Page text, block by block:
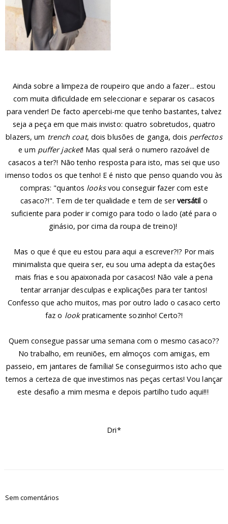
Ainda sobre a limpeza de roupeiro que ando a fazer... estou
com muita dificuldade em seleccionar e separar os casacos
para vender! De facto apercebi-me que tenho bastantes, talvez
seja a peça em que mais invisto: quatro sobretudos, quatro
blazers, um trench coat, dois blusões de ganga, dois perfectos
e um puffer jacket! Mas qual será o numero razoável de
casacos a ter?! Não tenho resposta para isto, mas sei que uso
imenso todos os que tenho! E é nisto que penso quando vou às
compras: "quantos looksvou conseguir fazer com este
casaco?!". Tem de ter qualidade e tem de serversátil o
suficiente para poder ir comigo para todo o lado (até para o
ginásio, por cima da roupa de treino)!
Mas o que é que eu estou para aqui a escrever?!? Por mais
minimalista que queira ser, eu sou uma adepta da estações
mais frias e sou apaixonada por casacos! Não vale a pena
tentar arranjar desculpas e explicações para ter tantos!
Confesso que acho muitos, mas por outro lado o casaco certo
faz o lookpraticamente sozinho! Certo?!
Quem consegue passar uma semana com o mesmo casaco??
No trabalho, em reuniões, em almoços com amigas, em
passeio, em jantares de família! Se conseguirmos isto acho que
temos a certeza de que investimos nas peças certas! Vou lançar
este desafio a mim mesma e depois partilho tudo aqui!!!
Dri*
Sem comentários